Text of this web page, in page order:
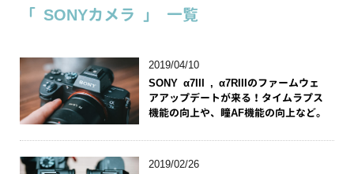
「 SONYカメラ 」 一覧
2019/04/10
SONY α7III , α7RIIIのファームウェ
アアップデートが来る！タイムラプス
機能の向上や、瞳AF機能の向上など。
2019/02/26